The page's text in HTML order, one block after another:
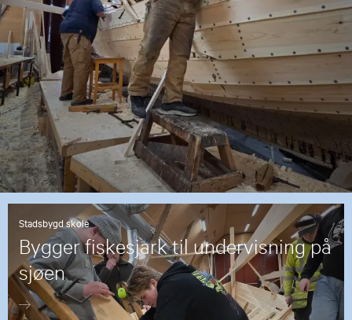
Stadsbygd skole
Bygger fiskesjark til undervisning på
sjøen